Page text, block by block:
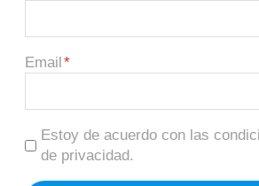
Email
Estoy de acuerdo con las
de privacidad.